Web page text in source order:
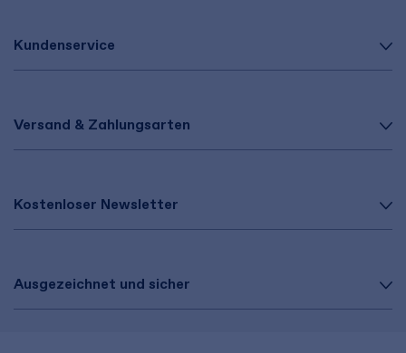
Kundenservice
Versand & Zahlungsarten
Kostenloser Newsletter
Ausgezeichnet und sicher